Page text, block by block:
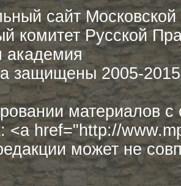
сайт Московской
комитет Русской
академия
защищены 2005-2015
материалов
<a href="http://
может не